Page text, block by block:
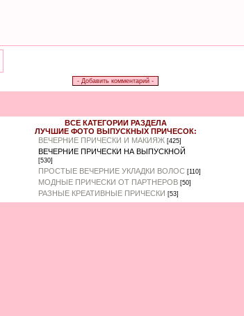
ВСЕ КАТЕГОРИИ РАЗДЕЛА
ЛУЧШИЕ ФОТО ВЫПУСКНЫХ ПРИЧЕСОК:
ВЕЧЕРНИЕ ПРИЧЕСКИ И МАКИЯЖ [425]
ВЕЧЕРНИЕ ПРИЧЕСКИ НА ВЫПУСКНОЙ
[530]
ПРОСТЫЕ ВЕЧЕРНИЕ УКЛАДКИ ВОЛОС [110]
МОДНЫЕ ПРИЧЕСКИ ОТ ПАРТНЕРОВ [50]
РАЗНЫЕ КРЕАТИВНЫЕ ПРИЧЕСКИ [53]